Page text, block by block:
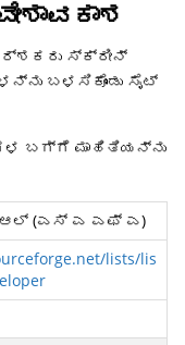
ಸ್ಕ್ರೀನ್
ಬಳಸಿಕೊಂಡು ಸೈಟ್
ಬಗ್ಗೆ ಮಾಹಿತಿಯನ್ನು
(ಎಸ್ ಎ ಎಫ್ ಎ)
lists/lis